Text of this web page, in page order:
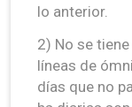
lo anterior.
2) No se
líneas de
días que no